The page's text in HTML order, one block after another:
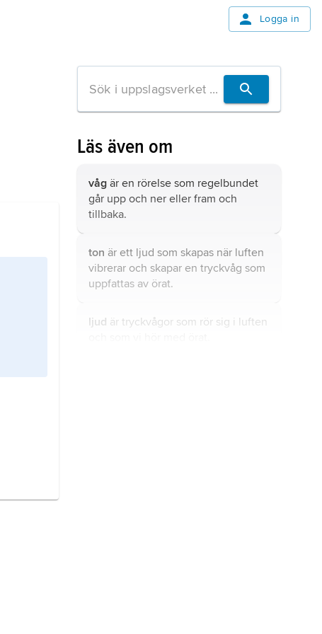
Logga in
Läs även om
våg är en rörelse som regelbundet
går upp och ner eller fram och
tillbaka.
ton är ett ljud som skapas när luften
vibrerar och skapar en tryckvåg som
uppfattas av örat.
ljud är tryckvågor som rör sig i luften